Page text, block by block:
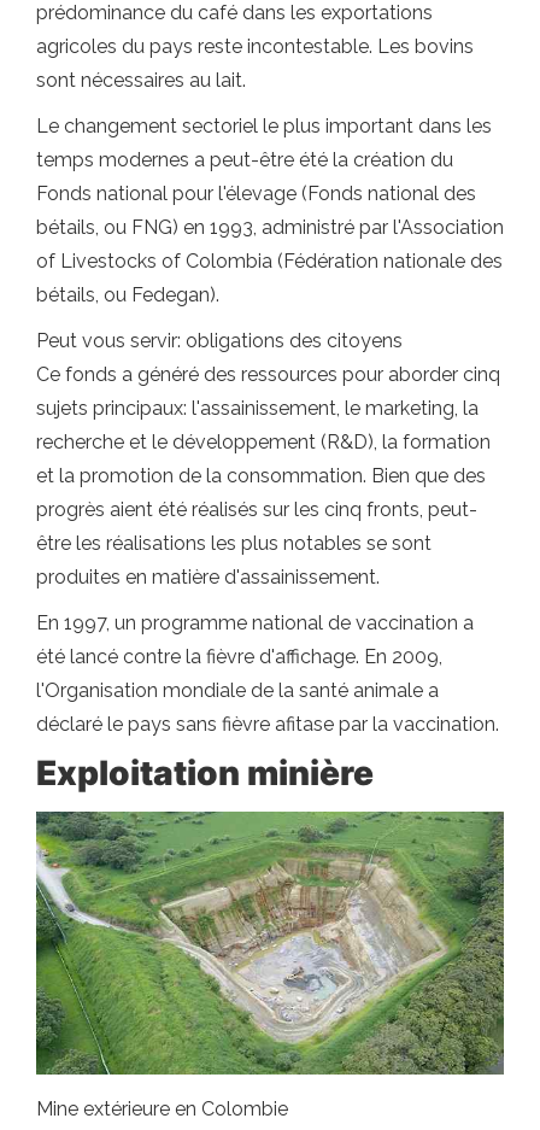
prédominance du café dans les exportations
agricoles du pays reste incontestable. Les bovins
sont nécessaires au lait.
Le changement sectoriel le plus important dans les
temps modernes a peut-être été la création du
Fonds national pour l'élevage (Fonds national des
bétails, ou FNG) en 1993, administré par l'Association
of Livestocks of Colombia (Fédération nationale des
bétails, ou Fedegan).
Peut vous servir: obligations des citoyens
Ce fonds a généré des ressources pour aborder cinq
sujets principaux: l'assainissement, le marketing, la
recherche et le développement (R&D), la formation
et la promotion de la consommation. Bien que des
progrès aient été réalisés sur les cinq fronts, peut-
être les réalisations les plus notables se sont
produites en matière d'assainissement.
En 1997, un programme national de vaccination a
été lancé contre la fièvre d'affichage. En 2009,
l'Organisation mondiale de la santé animale a
déclaré le pays sans fièvre afitase par la vaccination.
Exploitation minière
Mine extérieure en Colombie